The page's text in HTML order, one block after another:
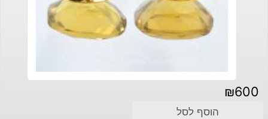
₪600
הוסף לסל